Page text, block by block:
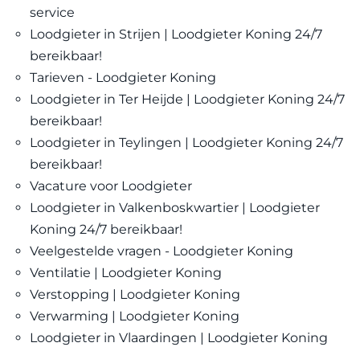
service
Loodgieter in Strijen | Loodgieter Koning 24/7
bereikbaar!
Tarieven - Loodgieter Koning
Loodgieter in Ter Heijde | Loodgieter Koning 24/7
bereikbaar!
Loodgieter in Teylingen | Loodgieter Koning 24/7
bereikbaar!
Vacature voor Loodgieter
Loodgieter in Valkenboskwartier | Loodgieter
Koning 24/7 bereikbaar!
Veelgestelde vragen - Loodgieter Koning
Ventilatie | Loodgieter Koning
Verstopping | Loodgieter Koning
Verwarming | Loodgieter Koning
Loodgieter in Vlaardingen | Loodgieter Koning